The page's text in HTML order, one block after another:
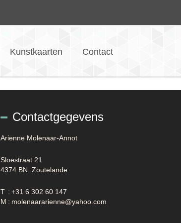
Kunstkaarten Contact
Contactgegevens
Arienne Molenaar-Annot
Sloestraat 21
4374 BN Zoutelande
T : +31 6 302 60 147
M : molenaararienne@yahoo.com